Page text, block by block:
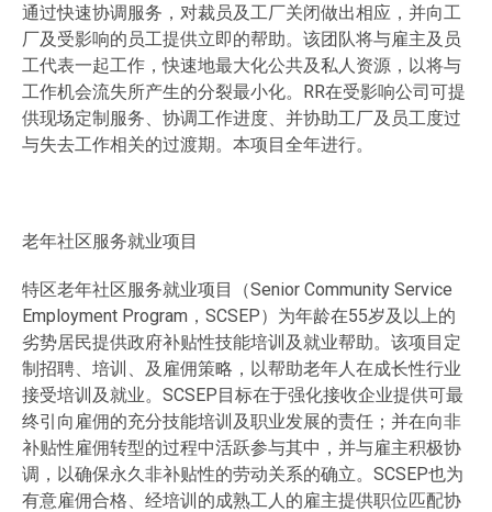
通过快速协调服务，对裁员及工厂关闭做出相应，并向工
厂及受影响的员工提供立即的帮助。该团队将与雇主及员
工代表一起工作，快速地最大化公共及私人资源，以将与
工作机会流失所产生的分裂最小化。RR在受影响公司可提
供现场定制服务、协调工作进度、并协助工厂及员工度过
与失去工作相关的过渡期。本项目全年进行。
老年社区服务就业项目
特区老年社区服务就业项目（Senior Community Service
Employment Program，SCSEP）为年龄在55岁及以上的
劣势居民提供政府补贴性技能培训及就业帮助。该项目定
制招聘、培训、及雇佣策略，以帮助老年人在成长性行业
接受培训及就业。SCSEP目标在于强化接收企业提供可最
终引向雇佣的充分技能培训及职业发展的责任；并在向非
补贴性雇佣转型的过程中活跃参与其中，并与雇主积极协
调，以确保永久非补贴性的劳动关系的确立。SCSEP也为
有意雇佣合格、经培训的成熟工人的雇主提供职位匹配协